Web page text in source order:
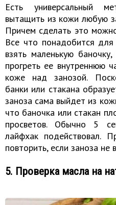
Есть универсальный
вытащить из кожи любую
Причем сделать это
Все что понадобится
взять маленькую
прогреть ее внутреннюю
коже над занозой.
банки или стакана
заноза сама выйдет из
что баночка или стакан
просветов. Обычно 5
лайфхак подействовал.
повторить, если заноза не
5. Проверка масла на